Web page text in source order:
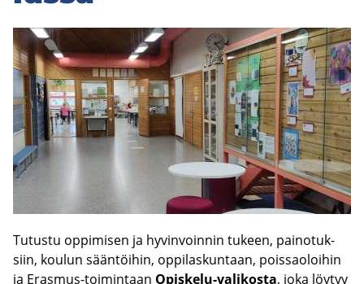
Tu­tus­tu op­pi­mi­sen ja hy­vin­voin­nin tu­keen, pai­no­tuk­
siin, kou­lun sään­töi­hin, op­pi­las­kun­taan, pois­sao­loi­hin
ja Erasmus-​toimintaan Opiskelu-​valikosta, joka löy­tyy